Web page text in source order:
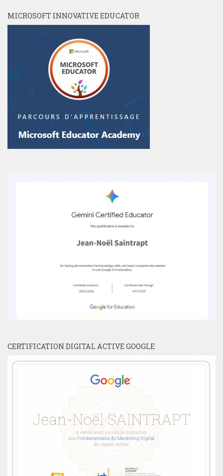
MICROSOFT INNOVATIVE EDUCATOR
CERTIFICATION DIGITAL ACTIVE GOOGLE